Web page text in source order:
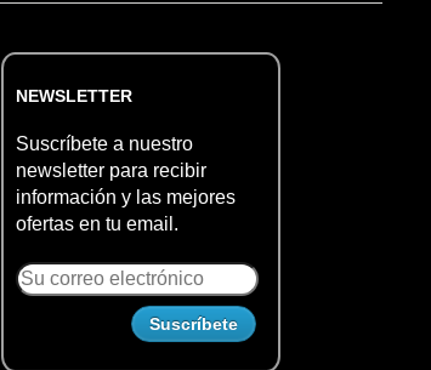
NEWSLETTER
Suscríbete a nuestro
newsletter para recibir
información y las mejores
ofertas en tu email.